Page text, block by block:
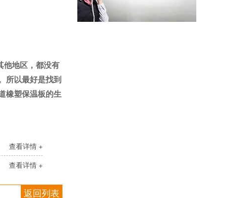
他地区，都没有
所以最好是找到
橡塑保温板的生
查看详情 +
查看详情 +
返回列表